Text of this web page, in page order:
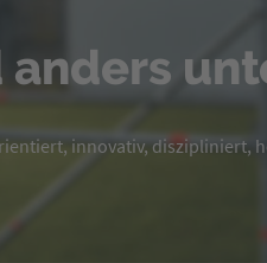
anders
innovativ, diszipliniert,